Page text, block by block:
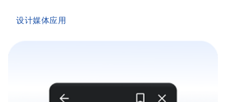
设计媒体应用